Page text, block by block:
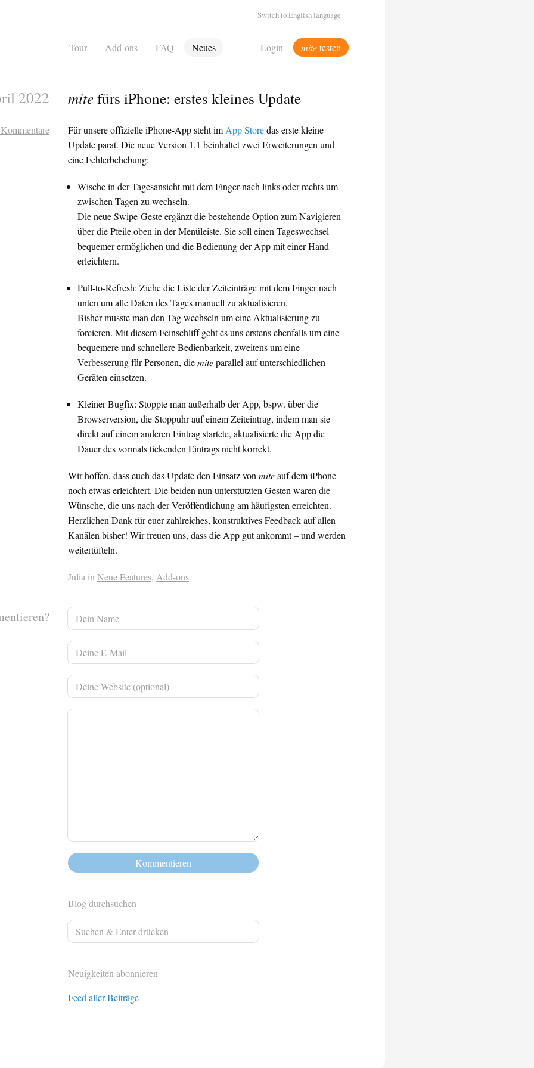
Tour Add-ons FAQ Neues Login mitetesten
Switch to English language
2022 mitefürs iPhone: erstes kleines Update
Für unsere offizielle iPhone-App steht im App Storedas erste kleine
Update parat. Die neue Version 1.1 beinhaltet zwei Erweiterungen und
eine Fehlerbehebung:
Wische in der Tagesansicht mit dem Finger nach links oder rechts um
zwischen Tagen zu wechseln.
Die neue Swipe-Geste ergänzt die bestehende Option zum Navigieren
über die Pfeile oben in der Menüleiste. Sie soll einen Tageswechsel
bequemer ermöglichen und die Bedienung der App mit einer Hand
erleichtern.
Pull-to-Refresh: Ziehe die Liste der Zeiteinträge mit dem Finger nach
unten um alle Daten des Tages manuell zu aktualisieren.
Bisher musste man den Tag wechseln um eine Aktualisierung zu
forcieren. Mit diesem Feinschliff geht es uns erstens ebenfalls um eine
bequemere und schnellere Bedienbarkeit, zweitens um eine
Verbesserung für Personen, diemiteparallel auf unterschiedlichen
Geräten einsetzen.
Kleiner Bugfix: Stoppte man außerhalb der App, bspw. über die
Browserversion, die Stoppuhr auf einem Zeiteintrag, indem man sie
direkt auf einem anderen Eintrag startete, aktualisierte die App die
Dauer des vormals tickenden Eintrags nicht korrekt.
Wir hoffen, dass euch das Update den Einsatz vonmiteauf dem iPhone
noch etwas erleichtert. Die beiden nun unterstützten Gesten waren die
Wünsche, die uns nach der Veröffentlichung am häufigsten erreichten.
Herzlichen Dank für euer zahlreiches, konstruktives Feedback auf allen
Kanälen bisher! Wir freuen uns, dass die App gut ankommt – und werden
weitertüfteln.
Julia inNeue Features, Add-ons
Blog durchsuchen
Neuigkeiten abonnieren
Feed aller Beiträge